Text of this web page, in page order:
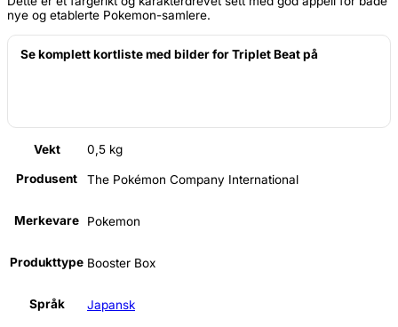
nye og etablerte Pokemon-samlere.
Se komplett kortliste med bilder for Triplet Beat på
Vekt 0,5 kg
Produsent The Pokémon Company International
Merkevare Pokemon
Produkttype Booster Box
Språk Japansk